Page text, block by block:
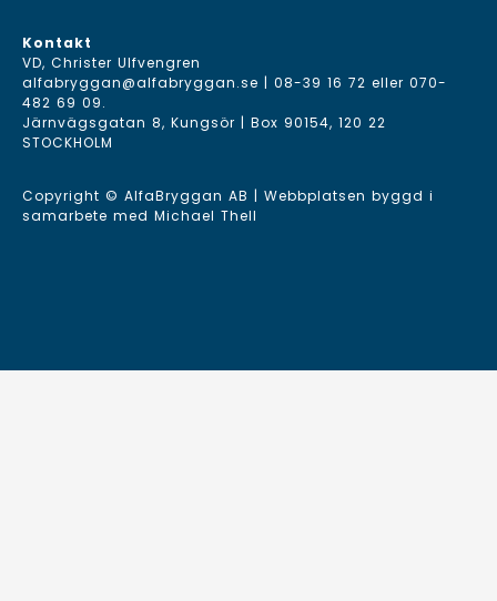
Kontakt
VD, Christer Ulfvengren
alfabryggan@alfabryggan.se | 08-39 16 72 eller 070-
482 69 09.
Järnvägsgatan 8, Kungsör | Box 90154, 120 22
STOCKHOLM
Copyright © AlfaBryggan AB | Webbplatsen byggd i
samarbete med Michael Thell